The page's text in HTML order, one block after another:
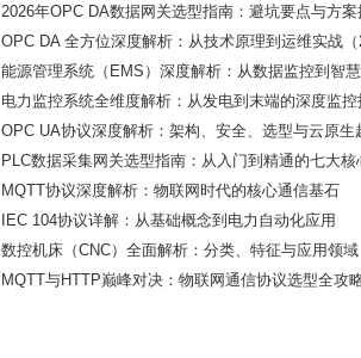
2026年OPC DA数据网关选型指南：避坑要点与方案
OPC DA 全方位深度解析：从技术原理到运维实战（
能源管理系统（EMS）深度解析：从数据监控到智
电力监控系统全维度解析：从发电到末端的深度监控
OPC UA协议深度解析：架构、安全、选型与云原生
PLC数据采集网关选型指南：从入门到精通的七大核
MQTT协议深度解析：物联网时代的核心通信基石
IEC 104协议详解：从基础概念到电力自动化应用
数控机床（CNC）全面解析：分类、特征与应用领域
MQTT与HTTP巅峰对决：物联网通信协议选型全攻